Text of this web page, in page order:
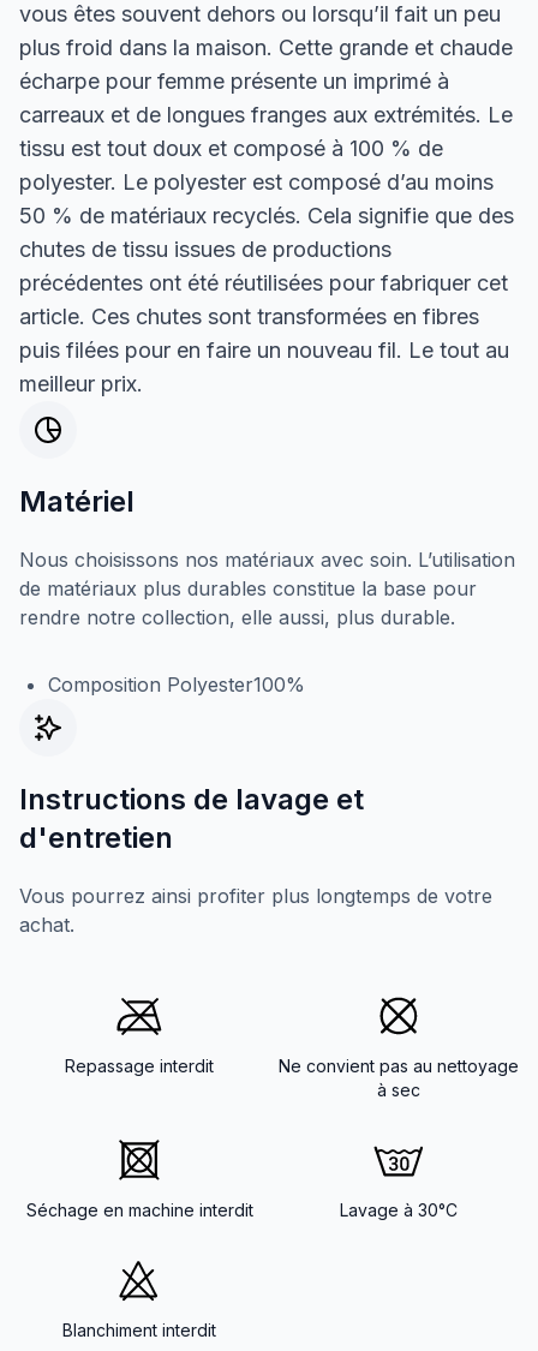
vous êtes souvent dehors ou lorsqu’il fait un peu
plus froid dans la maison. Cette grande et chaude
écharpe pour femme présente un imprimé à
carreaux et de longues franges aux extrémités. Le
tissu est tout doux et composé à 100 % de
polyester. Le polyester est composé d’au moins
50 % de matériaux recyclés. Cela signifie que des
chutes de tissu issues de productions
précédentes ont été réutilisées pour fabriquer cet
article. Ces chutes sont transformées en fibres
puis filées pour en faire un nouveau fil. Le tout au
meilleur prix.
Matériel
Nous choisissons nos matériaux avec soin. L’utilisation
de matériaux plus durables constitue la base pour
rendre notre collection, elle aussi, plus durable.
Composition Polyester100%
Instructions de lavage et
d'entretien
Vous pourrez ainsi profiter plus longtemps de votre
achat.
Repassage interdit
Ne convient pas au nettoyage
à sec
Séchage en machine interdit Lavage à 30°C
Blanchiment interdit